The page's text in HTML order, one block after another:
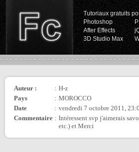
Tutoriaux gratuits
Photoshop
After Effects
3D Studio Max
Auteur : : H-z
Pays
: MOROCCO
Date
: vendredi 7 octobre 2011,
Commentaire : Intéressent svp j'aimerais
etc.) et Merci